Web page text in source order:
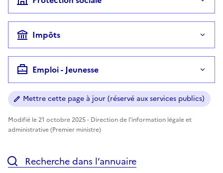
Impôts
Emploi - Jeunesse
Mettre cette page à jour (réservé aux services publics)
Modifié le 21 octobre 2025 - Direction de l'information légale et
administrative (Premier ministre)
Recherche dans l’annuaire